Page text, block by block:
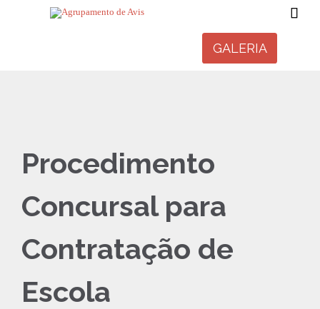

GALERIA
Procedimento
Concursal para
Contratação de
Escola